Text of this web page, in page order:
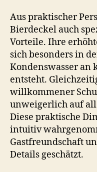
Aus praktischer
Bierdeckel auch
Vorteile. Ihre
sich besonders in
Kondenswasser an
entsteht.
willkommener
unweigerlich auf
Diese praktische
intuitiv
Gastfreundschaft
Details geschätzt.